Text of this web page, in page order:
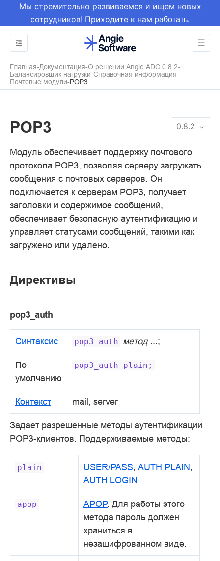
Мы стремительно развиваемся и ищем новых
сотрудников! Приходите к нам работать.
Главная Документация О решении Angie ADC 0.8.2
Балансировщик нагрузки Справочная информация
Почтовые модули POP3
0.8.2
POP3
Модуль обеспечивает поддержку почтового
протокола POP3, позволяя серверу загружать
сообщения с почтовых серверов. Он
подключается к серверам POP3, получает
заголовки и содержимое сообщений,
обеспечивает безопасную аутентификацию и
управляет статусами сообщений, такими как
загружено или удалено.
Директивы
pop3_auth
Синтаксис pop3_auth метод ...;
По
умолчанию
pop3_auth plain;
Контекст mail, server
Задает разрешенные методы аутентификации
POP3-клиентов. Поддерживаемые методы:
plain USER/PASS, AUTH PLAIN,
AUTH LOGIN
apop APOP. Для работы этого
метода пароль должен
храниться в
незашифрованном виде.